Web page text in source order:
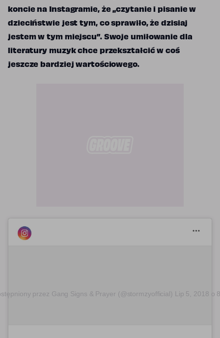
koncie na Instagramie, że „czytanie i pisanie w
dzieciństwie jest tym, co sprawiło, że dzisiaj
jestem w tym miejscu”. Swoje umiłowanie dla
literatury muzyk chce przekształcić w coś
jeszcze bardziej wartościowego.
przez Gang Signs & Prayer (@stormzyofficial) Lip 5, 2018 o